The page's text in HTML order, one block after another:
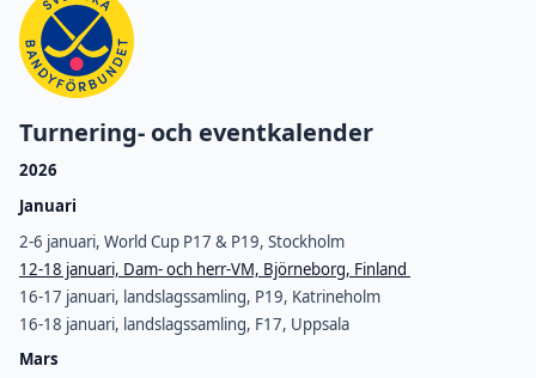
Turnering- och eventkalender
2026
Januari
2-6 januari, World Cup P17 & P19, Stockholm
12-18 januari, Dam- och herr-VM, Björneborg, Finland
16-17 januari, landslagssamling, P19, Katrineholm
16-18 januari, landslagssamling, F17, Uppsala
Mars